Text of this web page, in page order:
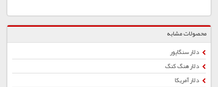
محصولات مشابه
دلار سنگاپور
دلار هنگ کنگ
دلار آمریکا